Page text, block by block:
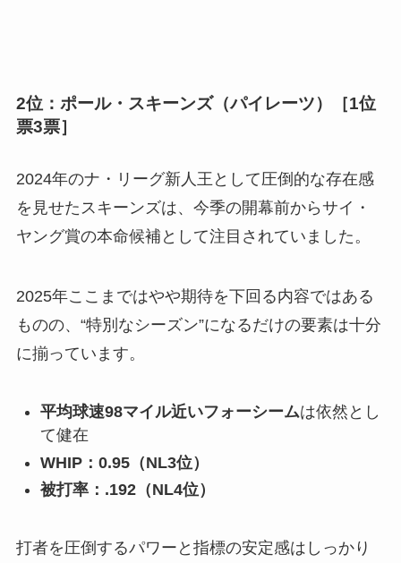
2位：ポール・スキーンズ（パイレーツ）［1位
票3票］
2024年のナ・リーグ新人王として圧倒的な存在感
を見せたスキーンズは、今季の開幕前からサイ・
ヤング賞の本命候補として注目されていました。
2025年ここまではやや期待を下回る内容ではある
ものの、“特別なシーズン”になるだけの要素は十分
に揃っています。
平均球速98マイル近いフォーシームは依然とし
て健在
WHIP：0.95（NL3位）
被打率：.192（NL4位）
打者を圧倒するパワーと指標の安定感はしっかり